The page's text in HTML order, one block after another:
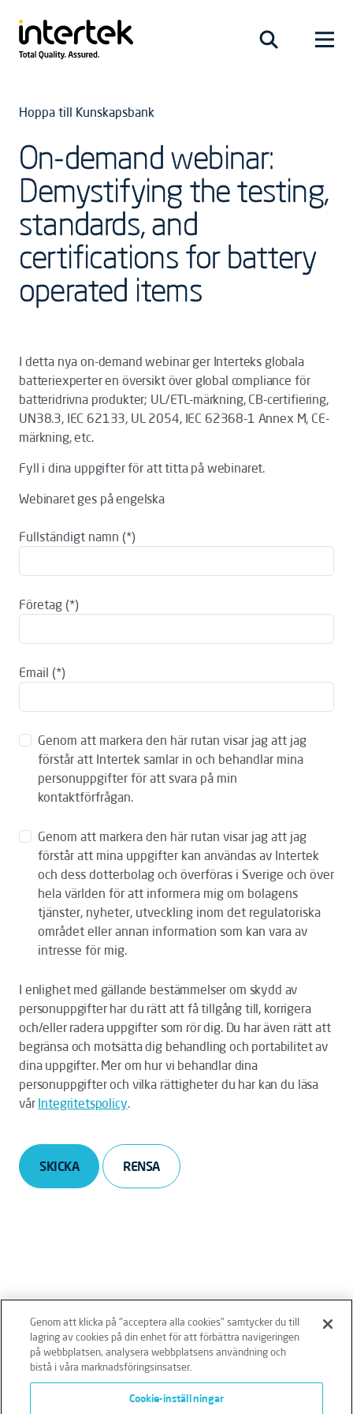
Hoppa till Kunskapsbank
On-demand webinar:
Demystifying the testing,
standards, and
certifications for battery
operated items
I detta nya on-demand webinar ger Interteks globala
batteriexperter en översikt över global compliance för
batteridrivna produkter; UL/ETL-märkning, CB-certifiering,
UN38.3, IEC 62133, UL 2054, IEC 62368-1 Annex M, CE-
märkning, etc.
Fyll i dina uppgifter för att titta på webinaret.
Webinaret ges på engelska
Fullständigt namn
Företag
Email
Genom att markera den här rutan visar jag att jag
förstår att Intertek samlar in och behandlar mina
personuppgifter för att svara på min
kontaktförfrågan.
Genom att markera den här rutan visar jag att jag
förstår att mina uppgifter kan användas av Intertek
och dess dotterbolag och överföras i Sverige och över
hela världen för att informera mig om bolagens
tjänster, nyheter, utveckling inom det regulatoriska
området eller annan information som kan vara av
intresse för mig.
I enlighet med gällande bestämmelser om skydd av
personuppgifter har du rätt att få tillgång till, korrigera
och/eller radera uppgifter som rör dig. Du har även rätt att
begränsa och motsätta dig behandling och portabilitet av
dina uppgifter. Mer om hur vi behandlar dina
personuppgifter och vilka rättigheter du har kan du läsa
vår Integritetspolicy.
SKICKA
Ansvarsfriskrivning Policies
Integritetspolicy
Cookies
Klagomålshantering
Genom att klicka på "acceptera alla cookies" samtycker du till
lagring av cookies på din enhet för att förbättra navigeringen
på webbplatsen, analysera webbplatsens användning och
bistå i våra marknadsföringsinsatser.
Cookie-inställningar